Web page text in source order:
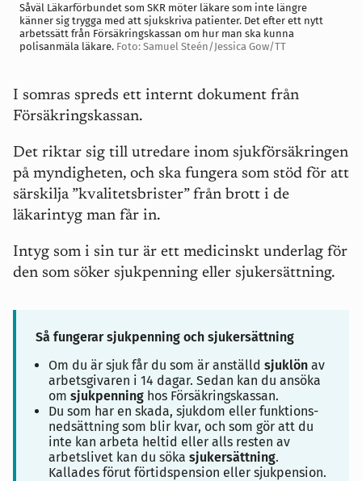
Såväl Läkarförbundet som SKR möter läkare som inte längre
känner sig trygga med att sjukskriva patienter. Det efter ett nytt
arbetssätt från Försäkringskassan om hur man ska kunna
polisanmäla läkare. Foto: Samuel Steén/Jessica Gow/TT
I somras spreds ett internt dokument från
Försäkringskassan.
Det riktar sig till utredare inom sjukförsäkringen
på myndigheten, och ska fungera som stöd för att
särskilja ”kvalitetsbrister” från brott i de
läkarintyg man får in.
Intyg som i sin tur är ett medicinskt underlag för
den som söker sjukpenning eller sjukersättning.
Så fungerar sjukpenning och sjukersättning
Om du är sjuk får du som är anställd sjuklön av
arbetsgivaren i 14 dagar. Sedan kan du ansöka
om sjukpenning hos Försäkringskassan.
Du som har en skada, sjukdom eller funktions­
nedsättning som blir kvar, och som gör att du
inte kan arbeta heltid eller alls resten av
arbetslivet kan du söka sjukersättning.
Kallades förut förtidspension eller sjukpension.